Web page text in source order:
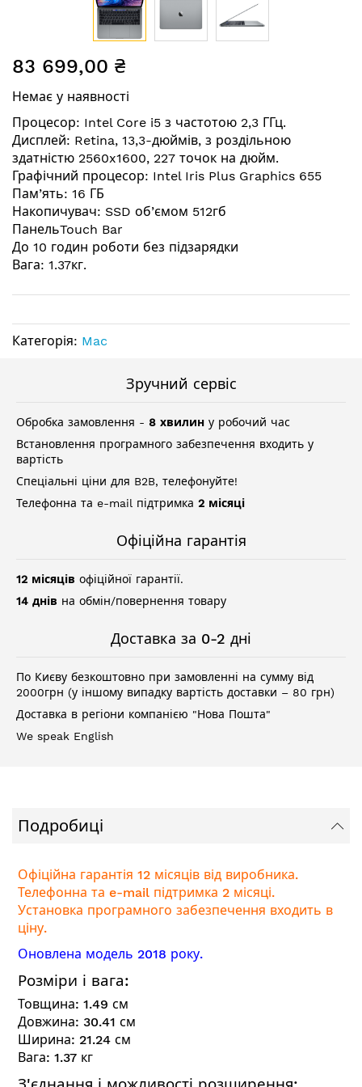
до
галереї
зображень
83 699,00 ₴
Немає у наявності
Процесор: Intel Core i5 з частотою 2,3 ГГц.
Дисплей: Retina, 13,3-дюймів, з роздільною
здатністю 2560x1600, 227 точок на дюйм.
Графічний процесор: Intel Iris Plus Graphics 655
Пам’ять: 16 ГБ
Накопичувач: SSD об’ємом 512гб
ПанельTouch Bar
До 10 годин роботи без підзарядки
Вага: 1.37кг.
Категорія: Mac
Зручний сервіс
Обробка замовлення - 8 хвилин у робочий час
Встановлення програмного забезпечення входить у
вартість
Спеціальні ціни для B2B, телефонуйте!
Телефонна та e-mail підтримка 2 місяці
Офіційна гарантія
12 місяців офіційної гарантії.
14 днів на обмін/повернення товару
Доставка за 0-2 дні
По Києву безкоштовно при замовленні на сумму від
2000грн (у іншому випадку вартість доставки – 80 грн)
Доставка в регіони компанією "Нова Пошта"
We speak English
Подробиці
Офіційна гарантія 12 місяців від виробника.
Телефонна та e-mail підтримка 2 місяці.
Установка програмного забезпечення входить в
ціну.
Оновлена модель 2018 року.
Розміри і вага:
Товщина: 1.49 см
Довжина: 30.41 см
Ширина: 21.24 см
Вага: 1.37 кг